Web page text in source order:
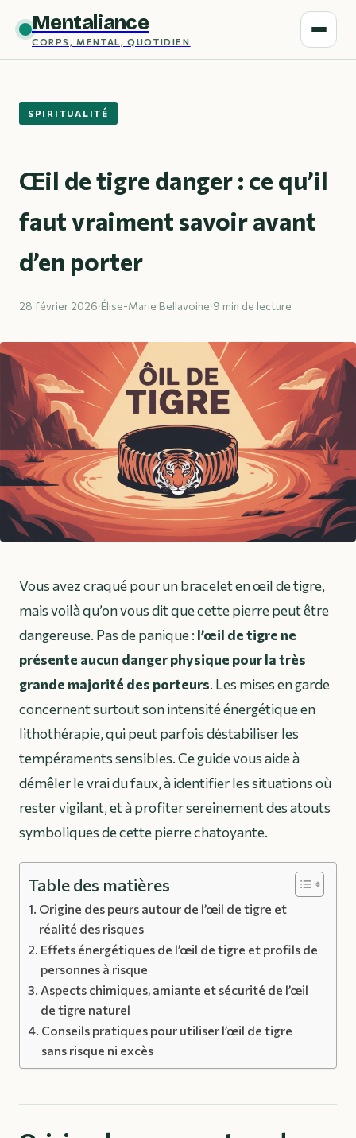
Mentaliance
CORPS, MENTAL, QUOTIDIEN
SPIRITUALITÉ
Œil de tigre danger : ce qu’il
faut vraiment savoir avant
d’en porter
28 février 2026·Élise-Marie Bellavoine·9 min de lecture
Vous avez craqué pour un bracelet en œil de tigre,
mais voilà qu’on vous dit que cette pierre peut être
dangereuse. Pas de panique : l’œil de tigre ne
présente aucun danger physique pour la très
grande majorité des porteurs. Les mises en garde
concernent surtout son intensité énergétique en
lithothérapie, qui peut parfois déstabiliser les
tempéraments sensibles. Ce guide vous aide à
démêler le vrai du faux, à identifier les situations où
rester vigilant, et à profiter sereinement des atouts
symboliques de cette pierre chatoyante.
Table des matières
Origine des peurs autour de l’œil de tigre et
réalité des risques
Effets énergétiques de l’œil de tigre et profils de
personnes à risque
Aspects chimiques, amiante et sécurité de l’œil
de tigre naturel
Conseils pratiques pour utiliser l’œil de tigre
sans risque ni excès